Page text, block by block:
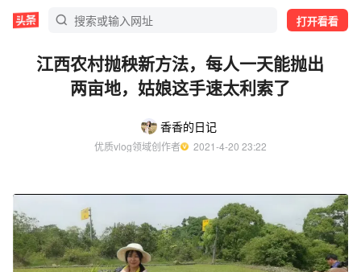
打开看看
江西农村抛秧新方法，每人一天能抛出
两亩地，姑娘这手速太利索了
香香的日记
优质vlog领域创作者
  2021-4-20 23:22